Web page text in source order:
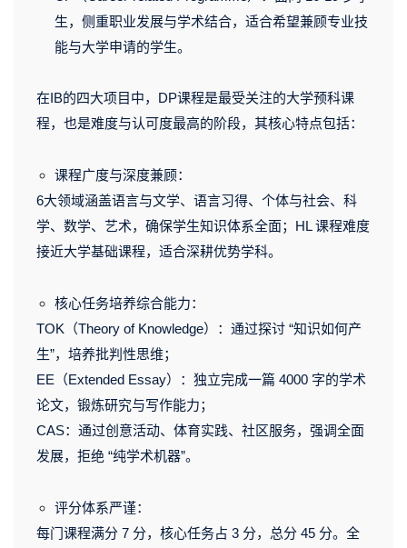
生，侧重职业发展与学术结合，适合希望兼顾专业技
能与大学申请的学生。
在IB的四大项目中，DP课程是最受关注的大学预科课
程，也是难度与认可度最高的阶段，其核心特点包括：
课程广度与深度兼顾：
6大领域涵盖语言与文学、语言习得、个体与社会、科
学、数学、艺术，确保学生知识体系全面；HL 课程难度
接近大学基础课程，适合深耕优势学科。
核心任务培养综合能力：
TOK （Theory of Knowledge）： 通过探讨 “知识如何产
生”，培养批判性思维；
EE（Extended Essay）： 独立完成一篇 4000 字的学术
论文，锻炼研究与写作能力；
CAS： 通过创意活动、体育实践、社区服务，强调全面
发展，拒绝 “纯学术机器”。
评分体系严谨：
每门课程满分 7 分，核心任务占 3 分，总分 45 分。全